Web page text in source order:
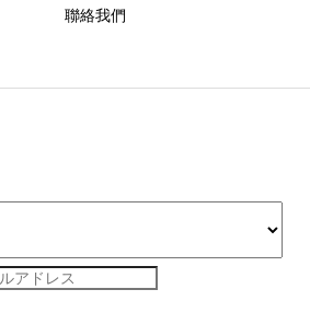
聯絡我們